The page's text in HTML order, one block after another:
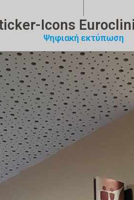
Icons
Ψηφιακή εκτύπωση